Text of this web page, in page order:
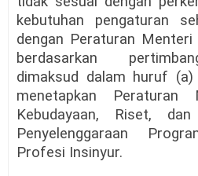
kebutuhan pengaturan
dengan Peraturan
berdasarkan
dimaksud dalam huruf
menetapkan Peraturan
Kebudayaan, Riset,
Penyelenggaraan
Profesi Insinyur.